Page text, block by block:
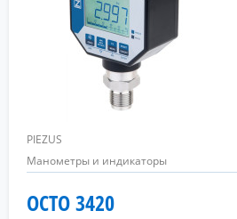
PIEZUS
Манометры и индикаторы
OCTO 3420